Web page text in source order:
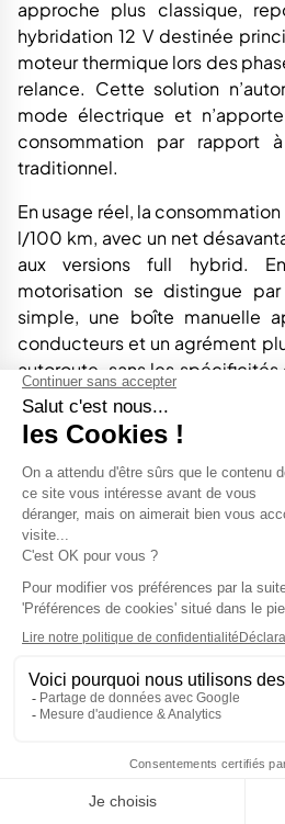
approche plus classique,
hybridation 12 V destinée
moteur thermique lors des
relance. Cette solution
mode électrique et
consommation par rapport
traditionnel.
En usage réel, la
l/100 km, avec un net
aux versions full hybrid.
motorisation se distingue
simple, une boîte manuelle
conducteurs et un agrément
autoroute, sans les
la transmission E-Tech.
Quelle Renault Symbioz
plus fiable ?
correcte pour un modèle
vigilance particulière sur
Renault et la preuve des